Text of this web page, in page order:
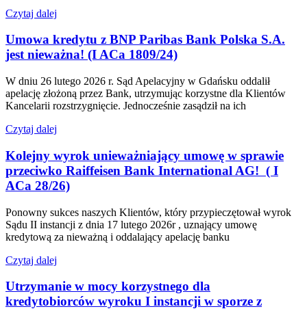
Czytaj dalej
Umowa kredytu z BNP Paribas Bank Polska S.A.
jest nieważna! (I ACa 1809/24)
W dniu 26 lutego 2026 r. Sąd Apelacyjny w Gdańsku oddalił
apelację złożoną przez Bank, utrzymując korzystne dla Klientów
Kancelarii rozstrzygnięcie. Jednocześnie zasądził na ich
Czytaj dalej
Kolejny wyrok unieważniający umowę w sprawie
przeciwko Raiffeisen Bank International AG! ( I
ACa 28/26)
Ponowny sukces naszych Klientów, który przypieczętował wyrok
Sądu II instancji z dnia 17 lutego 2026r , uznający umowę
kredytową za nieważną i oddalający apelację banku
Czytaj dalej
Utrzymanie w mocy korzystnego dla
kredytobiorców wyroku I instancji w sporze z